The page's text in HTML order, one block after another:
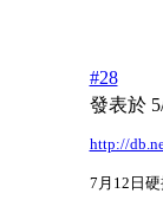
#28
發表於
http://
7月12日硬